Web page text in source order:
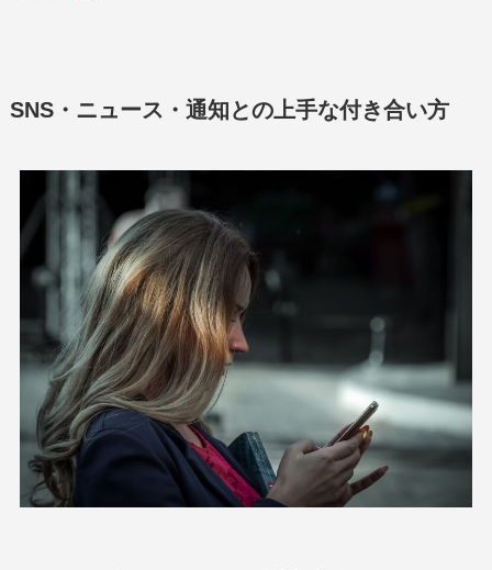
SNS・ニュース・通知との上手な付き合い方